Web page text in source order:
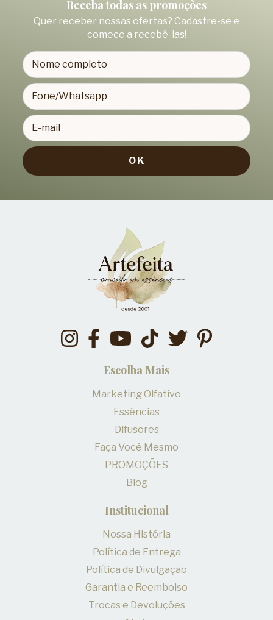
Receba todas as promoções
Quer receber nossas ofertas? Cadastre-se e
comece a recebê-las!
Escolha Mais
Marketing Olfativo
Essências
Difusores
Faça Você Mesmo
PROMOÇÕES
Blog
Institucional
Nossa História
Política de Entrega
Política de Divulgação
Garantia e Reembolso
Trocas e Devoluções